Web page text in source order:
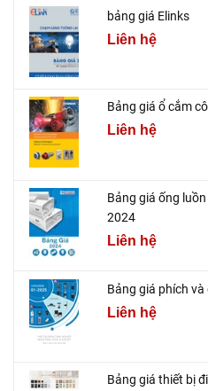
bảng giá Elinks
Liên hệ
Bảng giá ổ cắm
Liên hệ
Bảng giá ống
2024
Liên hệ
Bảng giá phích
Liên hệ
Bảng giá thiết bị